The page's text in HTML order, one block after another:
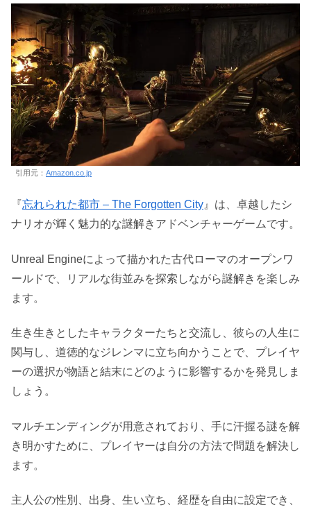
引用元： Amazon.co.jp
『忘れられた都市 – The Forgotten City 』は、卓越したシ
ナリオが輝く魅力的な謎解きアドベンチャーゲームです。
Unreal Engineによって描かれた古代ローマのオープンワ
ールドで、リアルな街並みを探索しながら謎解きを楽しみ
ます。
生き生きとしたキャラクターたちと交流し、彼らの人生に
関与し、道徳的なジレンマに立ち向かうことで、プレイヤ
ーの選択が物語と結末にどのように影響するかを発見しま
しょう。
マルチエンディングが用意されており、手に汗握る謎を解
き明かすために、プレイヤーは自分の方法で問題を解決し
ます。
主人公の性別、出身、生い立ち、経歴を自由に設定でき、